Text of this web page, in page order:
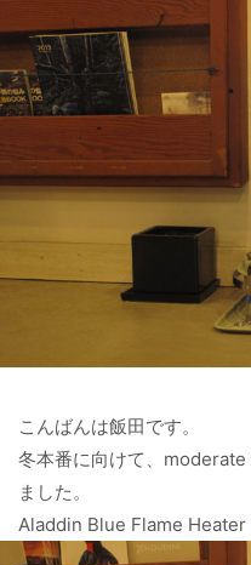
こんばんは飯田です。
冬本番に向けて、
ました。
Aladdin Blue Flame Heater